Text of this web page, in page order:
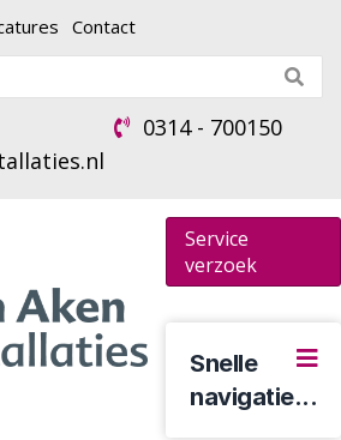
Contact
0314 - 700150
Service
verzoek
Snelle
navigatie...